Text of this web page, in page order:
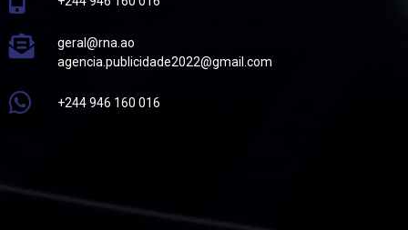
geral@rna.ao
agencia.publicidade2022@gmail.com
+244 946 160 016